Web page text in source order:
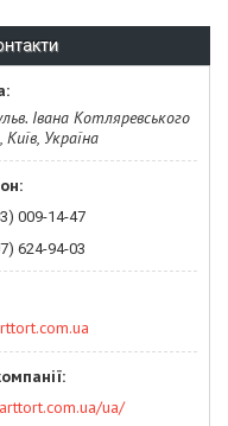
Івана Котляревського
Київ, Україна
009-14-47
624-94-03
ua/